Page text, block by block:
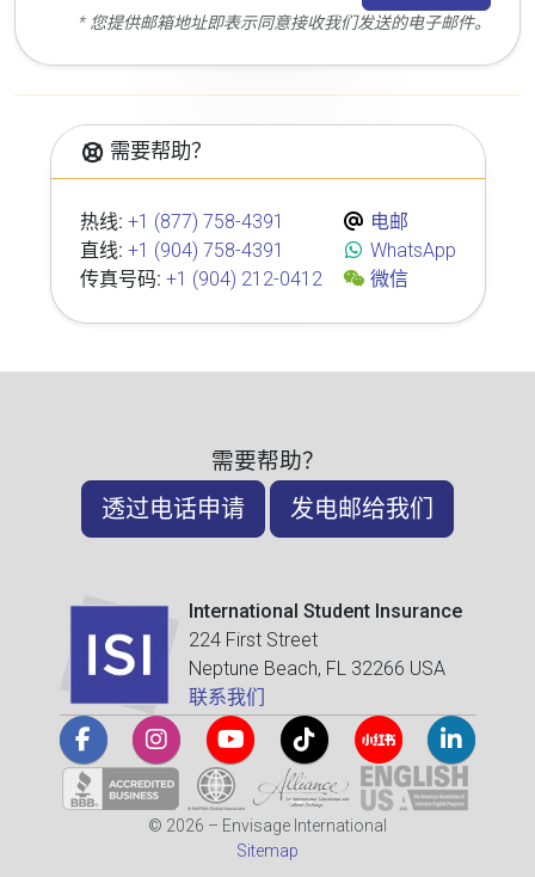
* 您提供邮箱地址即表示同意接收我们发送的电子邮件。
需要帮助？
热线: +1 (877) 758-4391
直线: +1 (904) 758-4391
传真号码: +1 (904) 212-0412
电邮
WhatsApp
微信
需要帮助？
透过电话申请 发电邮给我们
International Student Insurance
224 First Street
Neptune Beach, FL 32266 USA
联系我们
© 2026 – Envisage International
Sitemap